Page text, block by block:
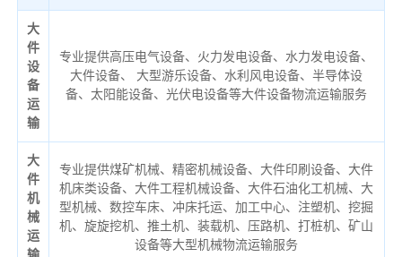
大
件
设
备
运
输
专业提供高压电气设备、火力发电设备、水力发电设备、
大件设备、 大型游乐设备、水利风电设备、半导体设
备、太阳能设备、光伏电设备等大件设备物流运输服务
大
件
机
械
运
专业提供煤矿机械、精密机械设备、大件印刷设备、大件
机床类设备、大件工程机械设备、大件石油化工机械、大
型机械、数控车床、冲床托运、加工中心、注塑机、挖掘
机、旋旋挖机、推土机、装载机、压路机、打桩机、矿山
设备等大型机械物流运输服务